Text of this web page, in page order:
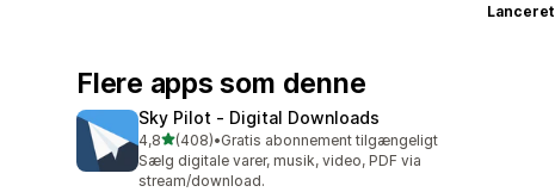
Lanceret
Flere apps som denne
Sky Pilot ‑ Digital Downloads
4,8ud af 5 stjerner
(408)
408 anmeldelser i alt
•Gratis abonnement tilgængeligt
Sælg digitale varer, musik, video, PDF via
stream/download.